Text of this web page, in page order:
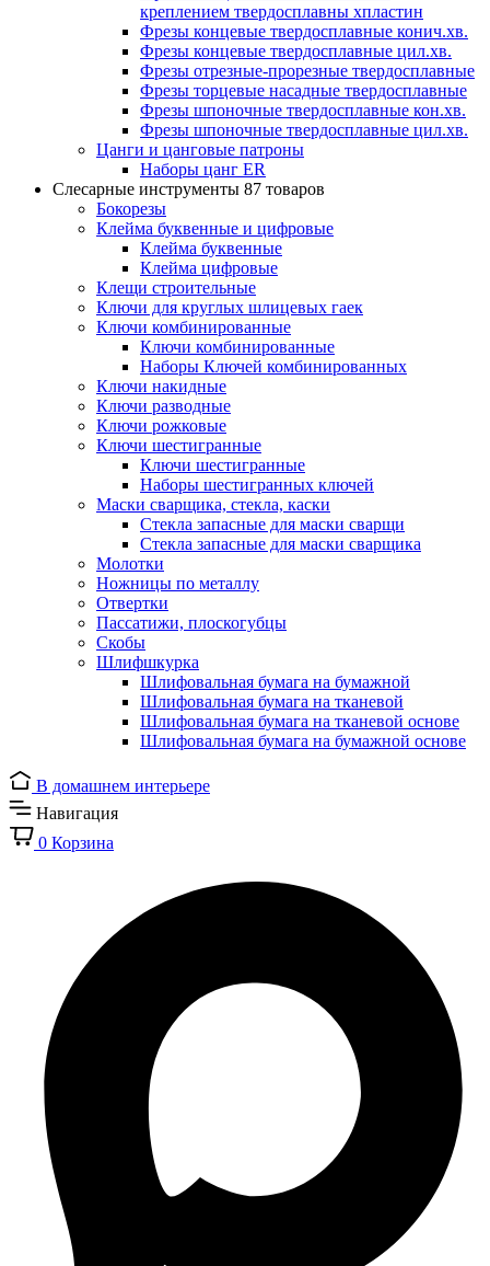
креплением твердосплавны хпластин
Фрезы концевые твердосплавные конич.хв.
Фрезы концевые твердосплавные цил.хв.
Фрезы отрезные-прорезные твердосплавные
Фрезы торцевые насадные твердосплавные
Фрезы шпоночные твердосплавные кон.хв.
Фрезы шпоночные твердосплавные цил.хв.
Цанги и цанговые патроны
Наборы цанг ER
Слесарные инструменты 87 товаров
Бокорезы
Клейма буквенные и цифровые
Клейма буквенные
Клейма цифровые
Клещи строительные
Ключи для круглых шлицевых гаек
Ключи комбинированные
Ключи комбинированные
Наборы Ключей комбинированных
Ключи накидные
Ключи разводные
Ключи рожковые
Ключи шестигранные
Ключи шестигранные
Наборы шестигранных ключей
Маски сварщика, стекла, каски
Стекла запасные для маски сварщи
Стекла запасные для маски сварщика
Молотки
Ножницы по металлу
Отвертки
Пассатижи, плоскогубцы
Скобы
Шлифшкурка
Шлифовальная бумага на бумажной
Шлифовальная бумага на тканевой
Шлифовальная бумага на тканевой основе
Шлифовальная бумага на бумажной основе
В домашнем интерьере
Навигация
0 Корзина